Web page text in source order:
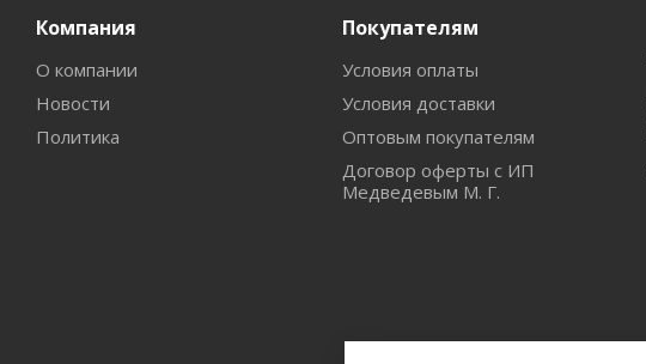
Компания
О компании
Новости
Политика
Покупателям
Условия оплаты
Условия доставки
Оптовым покупателям
Договор оферты с ИП
Медведевым М. Г.